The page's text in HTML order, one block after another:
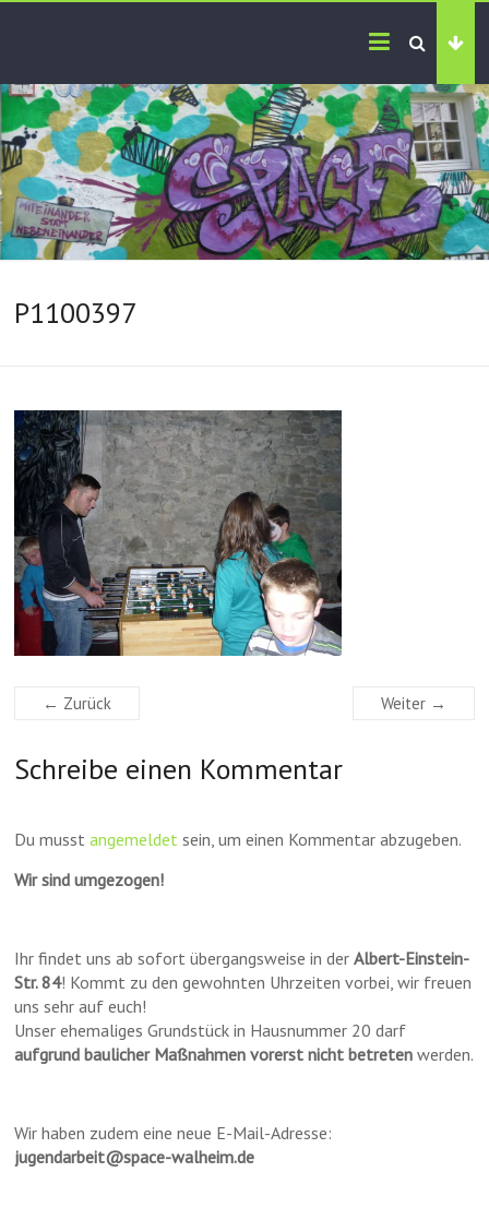
P1100397
← Zurück Weiter →
Schreibe einen Kommentar
Du musstangemeldet sein, um einen Kommentar abzugeben.
Wir sind umgezogen!
Ihr findet uns ab sofort übergangsweise in derAlbert-Einstein-
Str. 84! Kommt zu den gewohnten Uhrzeiten vorbei, wir freuen
uns sehr auf euch!
Unser ehemaliges Grundstück in Hausnummer 20 darf
aufgrund baulicher Maßnahmen vorerst nicht betreten werden.
Wir haben zudem eine neue E-Mail-Adresse:
jugendarbeit@space-walheim.de